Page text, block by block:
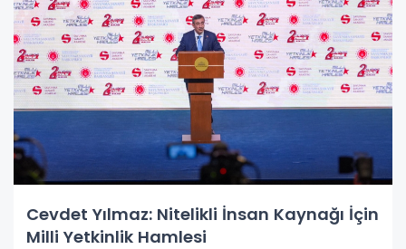
Cevdet Yılmaz: Nitelikli İnsan Kaynağı İçin
Milli Yetkinlik Hamlesi